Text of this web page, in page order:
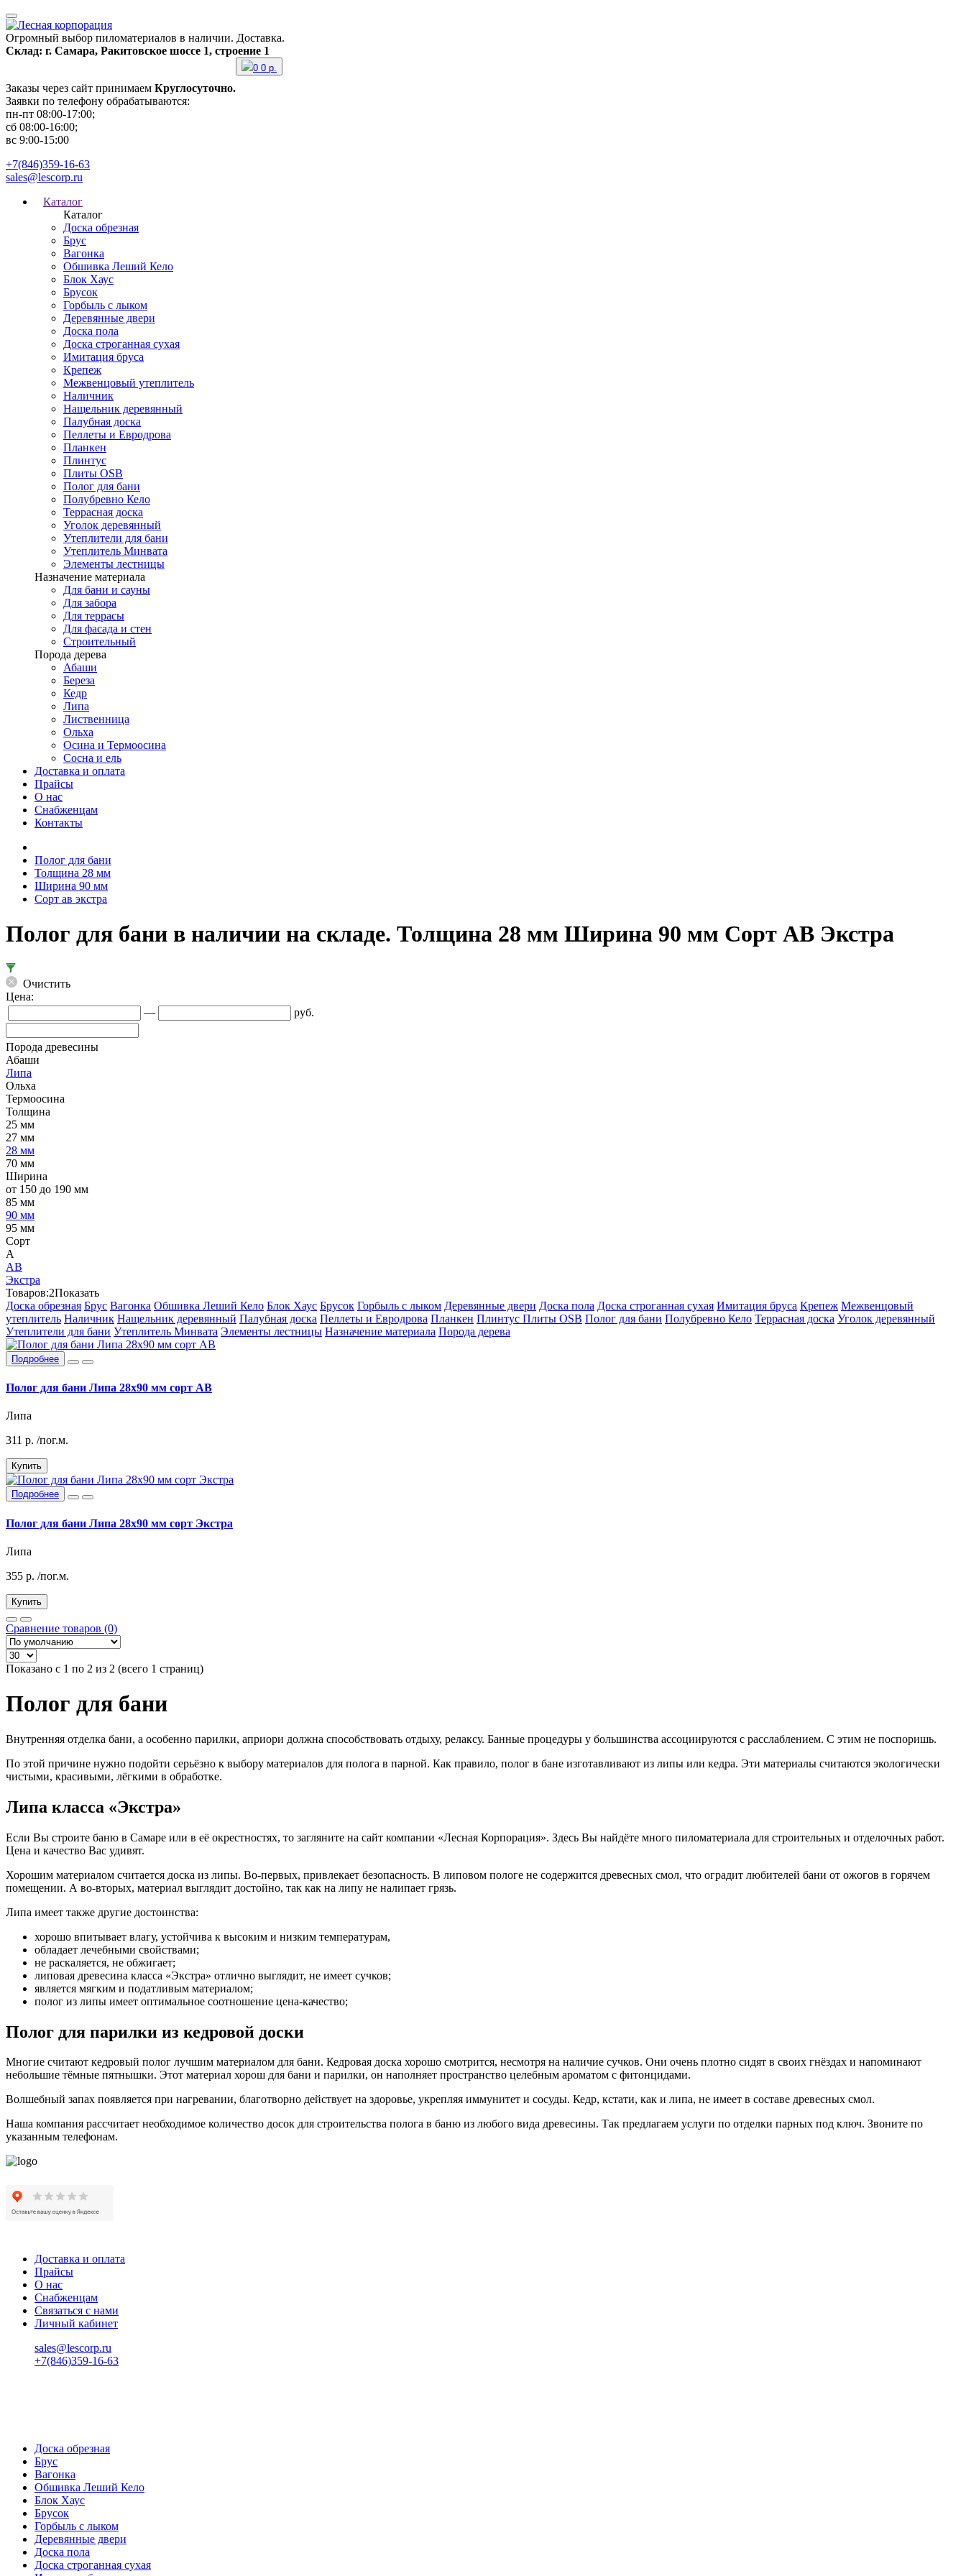
Огромный выбор пиломатериалов в наличии. Доставка.
Склад: г. Самара, Ракитовское шоссе 1, строение 1
Заказы через сайт принимаем Круглосуточно.
Заявки по телефону обрабатываются:
пн-пт 08:00-17:00;
сб 08:00-16:00;
вс 9:00-15:00
0 0 р.
+7(846)359-16-63
sales@lescorp.ru
Каталог
Каталог
Доска обрезная
Брус
Вагонка
Обшивка Леший Кело
Блок Хаус
Брусок
Горбыль с лыком
Деревянные двери
Доска пола
Доска строганная сухая
Имитация бруса
Крепеж
Межвенцовый утеплитель
Наличник
Нащельник деревянный
Палубная доска
Пеллеты и Евродрова
Планкен
Плинтус
Плиты OSB
Полог для бани
Полубревно Кело
Террасная доска
Уголок деревянный
Утеплители для бани
Утеплитель Минвата
Элементы лестницы
Назначение материала
Для бани и сауны
Для забора
Для террасы
Для фасада и стен
Строительный
Порода дерева
Абаши
Береза
Кедр
Липа
Лиственница
Ольха
Осина и Термоосина
Сосна и ель
Доставка и оплата
Прайсы
О нас
Снабженцам
Контакты
Полог для бани
Толщина 28 мм
Ширина 90 мм
Сорт ав экстра
Полог для бани в наличии на складе. Толщина 28 мм Ширина 90 мм Сорт АВ Экстра
Очистить
Цена:
—
руб.
Порода древесины
Абаши
Липа
Ольха
Термоосина
Толщина
25 мм
27 мм
28 мм
70 мм
Ширина
от 150 до 190 мм
85 мм
90 мм
95 мм
Сорт
А
АВ
Экстра
Товаров:2Показать
Доска обрезная Брус Вагонка Обшивка Леший Кело Блок Хаус Брусок Горбыль с лыком Деревянные двери Доска пола Доска строганная сухая Имитация бруса Крепеж Межвенцовый
утеплитель Наличник Нащельник деревянный Палубная доска Пеллеты и Евродрова Планкен Плинтус Плиты OSB Полог для бани Полубревно Кело Террасная доска Уголок деревянный
Утеплители для бани Утеплитель Минвата Элементы лестницы Назначение материала Порода дерева
Подробнее
Полог для бани Липа 28х90 мм сорт АВ
Липа
311 р. /пог.м.
Купить
Подробнее
Полог для бани Липа 28х90 мм сорт Экстра
Липа
355 р. /пог.м.
Купить
Сравнение товаров (0)
Показано с 1 по 2 из 2 (всего 1 страниц)
Полог для бани
Внутренняя отделка бани, а особенно парилки, априори должна способствовать отдыху, релаксу. Банные процедуры у большинства ассоциируются с расслаблением. С этим не поспоришь.
По этой причине нужно подойти серьёзно к выбору материалов для полога в парной. Как правило, полог в бане изготавливают из липы или кедра. Эти материалы считаются экологически
чистыми, красивыми, лёгкими в обработке.
Липа класса «Экстра»
Если Вы строите баню в Самаре или в её окрестностях, то загляните на сайт компании «Лесная Корпорация». Здесь Вы найдёте много пиломатериала для строительных и отделочных работ.
Цена и качество Вас удивят.
Хорошим материалом считается доска из липы. Во-первых, привлекает безопасность. В липовом пологе не содержится древесных смол, что оградит любителей бани от ожогов в горячем
помещении. А во-вторых, материал выглядит достойно, так как на липу не налипает грязь.
Липа имеет также другие достоинства:
хорошо впитывает влагу, устойчива к высоким и низким температурам,
обладает лечебными свойствами;
не раскаляется, не обжигает;
липовая древесина класса «Экстра» отлично выглядит, не имеет сучков;
является мягким и податливым материалом;
полог из липы имеет оптимальное соотношение цена-качество;
Полог для парилки из кедровой доски
Многие считают кедровый полог лучшим материалом для бани. Кедровая доска хорошо смотрится, несмотря на наличие сучков. Они очень плотно сидят в своих гнёздах и напоминают
небольшие тёмные пятнышки. Этот материал хорош для бани и парилки, он наполняет пространство целебным ароматом с фитонцидами.
Волшебный запах появляется при нагревании, благотворно действует на здоровье, укрепляя иммунитет и сосуды. Кедр, кстати, как и липа, не имеет в составе древесных смол.
Наша компания рассчитает необходимое количество досок для строительства полога в баню из любого вида древесины. Так предлагаем услуги по отделки парных под ключ. Звоните по
указанным телефонам.
Доставка и оплата
Прайсы
О нас
Снабженцам
Связаться с нами
Личный кабинет
sales@lescorp.ru
+7(846)359-16-63
Доска обрезная
Брус
Вагонка
Обшивка Леший Кело
Блок Хаус
Брусок
Горбыль с лыком
Деревянные двери
Доска пола
Доска строганная сухая